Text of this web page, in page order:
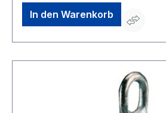
In den Warenkorb